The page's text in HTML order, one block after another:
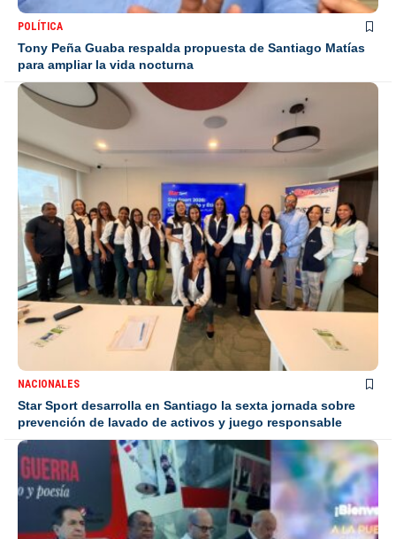
POLÍTICA
Tony Peña Guaba respalda propuesta de Santiago Matías
para ampliar la vida nocturna
NACIONALES
Star Sport desarrolla en Santiago la sexta jornada sobre
prevención de lavado de activos y juego responsable